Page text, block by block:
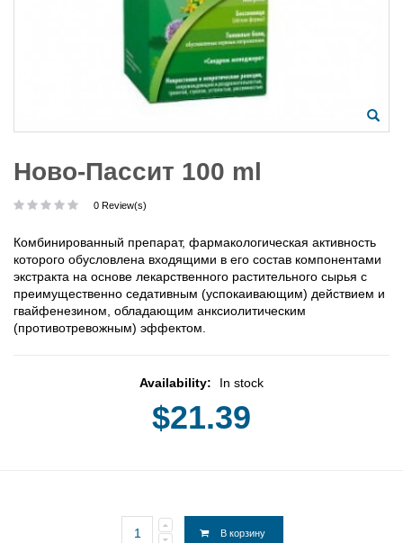
Ново-Пассит 100 ml
0 Review(s)
Комбинированный препарат, фармакологическая активность
которого обусловлена входящими в его состав компонентами
экстракта на основе лекарственного растительного сырья с
преимущественно седативным (успокаивающим) действием и
гвайфенезином, обладающим анксиолитическим
(противотревожным) эффектом.
Availability: In stock
$21.39
В корзину